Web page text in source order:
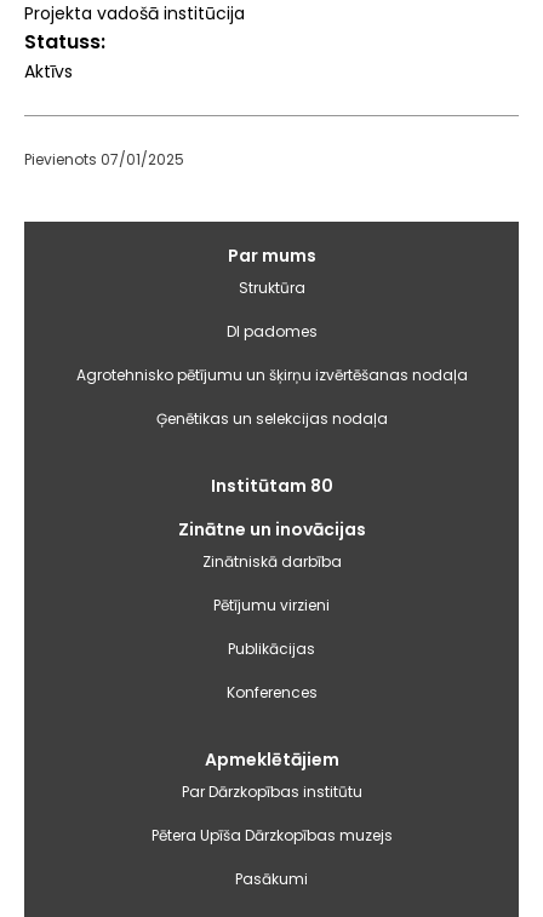
Projekta vadošā institūcija
Statuss
Aktīvs
Pievienots 07/01/2025
Par mums
Struktūra
DI padomes
Agrotehnisko pētījumu un šķirņu izvērtēšanas nodaļa
Ģenētikas un selekcijas nodaļa
Institūtam 80
Zinātne un inovācijas
Zinātniskā darbība
Pētījumu virzieni
Publikācijas
Konferences
Apmeklētājiem
Par Dārzkopības institūtu
Pētera Upīša Dārzkopības muzejs
Pasākumi